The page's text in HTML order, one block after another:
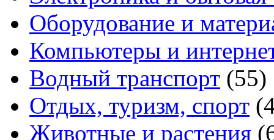
Оборудование и
Компьютеры и
Водный транспорт (55)
Отдых, туризм, спорт
Животные и растения